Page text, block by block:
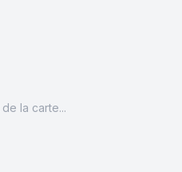
la carte...